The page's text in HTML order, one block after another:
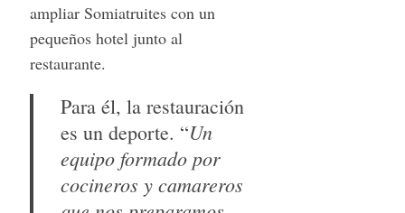
ampliar Somiatruites con un
pequeños hotel junto al
restaurante.
Para él, la restauración
es un deporte. “Un
equipo formado por
cocineros y camareros